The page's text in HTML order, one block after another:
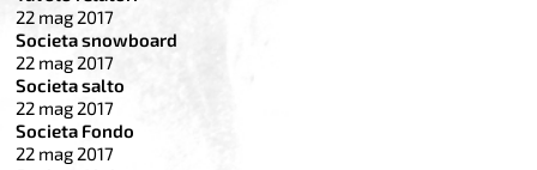
22 mag 2017
Societa snowboard
22 mag 2017
Societa salto
22 mag 2017
Societa Fondo
22 mag 2017